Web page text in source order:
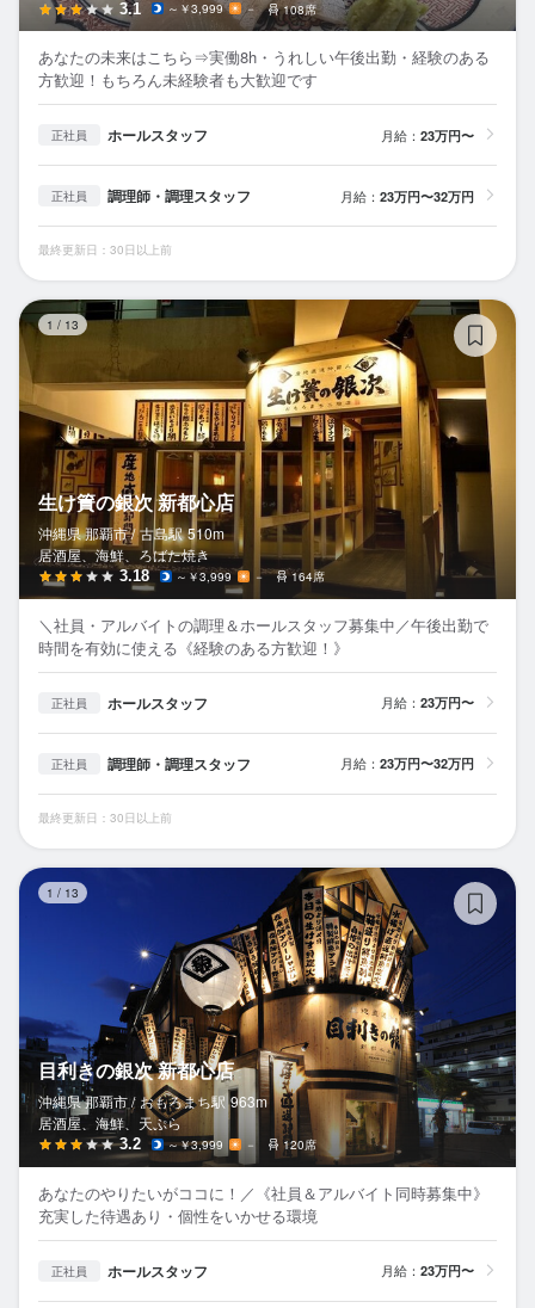
3.1 ～￥3,999 － 108席
あなたの未来はこちら⇒実働8h・うれしい午後出勤・経験のある
方歓迎！もちろん未経験者も大歓迎です
正社員 ホールスタッフ 月給： 23万円〜
正社員 調理師・調理スタッフ 月給： 23万円〜32万円
最終更新日：30日以上前
1 / 13
生け簀の銀次 新都心店
沖縄県 那覇市 / 古島駅 510m
居酒屋、海鮮、ろばた焼き
3.18 ～￥3,999 － 164席
＼社員・アルバイトの調理＆ホールスタッフ募集中／午後出勤で
時間を有効に使える《経験のある方歓迎！》
正社員 ホールスタッフ 月給： 23万円〜
正社員 調理師・調理スタッフ 月給： 23万円〜32万円
最終更新日：30日以上前
1 / 13
目利きの銀次 新都心店
沖縄県 那覇市 / おもろまち駅 963m
居酒屋、海鮮、天ぷら
3.2 ～￥3,999 － 120席
あなたのやりたいがココに！／《社員＆アルバイト同時募集中》
充実した待遇あり・個性をいかせる環境
正社員 ホールスタッフ 月給： 23万円〜